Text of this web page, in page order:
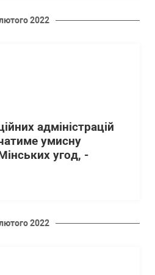
2022
адміністрацій
умисну
угод, -
2022